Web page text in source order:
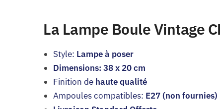
La Lampe Boule Vintage
Style: Lampe à poser
Dimensions: 38 x 20 cm
Finition de haute qualité
Ampoules compatibles: E27 (non fournies)